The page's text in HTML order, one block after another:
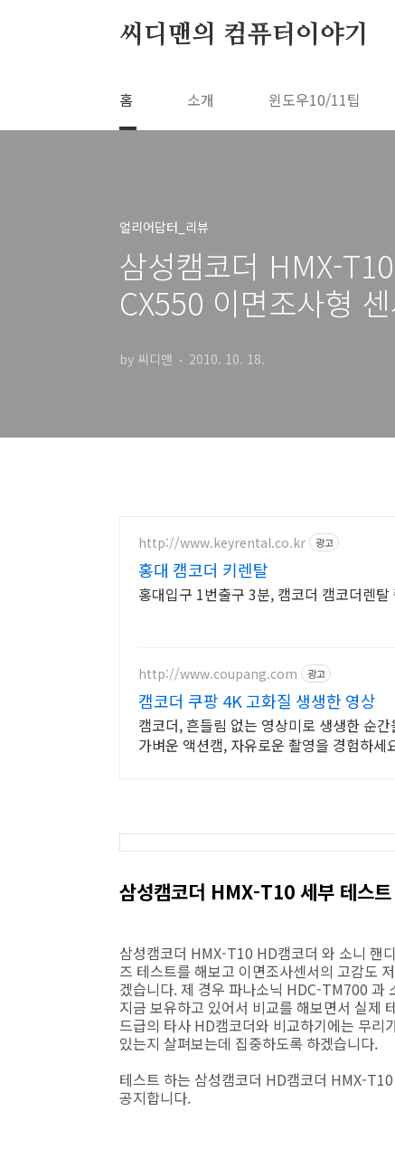
씨디맨의 컴퓨터이야기
홈 소개 윈도우10/11팁
얼리어답터_리뷰
삼성캠코더 HMX-
CX550 이면조사형
by 씨디맨 2010. 10. 18.
http://www.keyrental.co.kr 광고
홍대 캠코더 키렌탈
홍대입구 1번출구 3분, 캠코더 캠코더렌
http://www.coupang.com 광고
캠코더 쿠팡 4K 고화질 생생한 영상
캠코더, 흔들림 없는 영상미로 생생한 순
가벼운 액션캠, 자유로운 촬영을 경험하세
삼성캠코더 HMX-T10 세부 테스트
삼성캠코더 HMX-T10 HD캠코더 와 소니 핸
즈 테스트를 해보고 이면조사센서의 고감도
겠습니다. 제 경우 파나소닉 HDC-TM700 과
지금 보유하고 있어서 비교를 해보면서 실제
드급의 타사 HD캠코더와 비교하기에는 무리
있는지 살펴보는데 집중하도록 하겠습니다.
테스트 하는 삼성캠코더 HD캠코더 HMX-
공지합니다.